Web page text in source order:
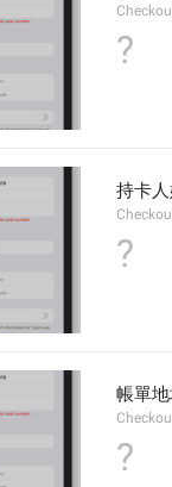
?
持卡
?
帳單
?